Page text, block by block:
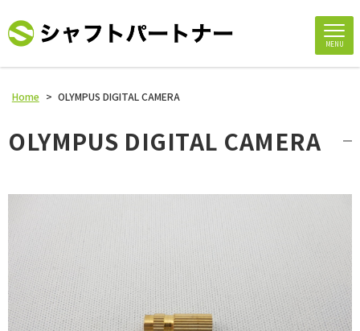
MENU
Home > OLYMPUS DIGITAL CAMERA
OLYMPUS DIGITAL CAMERA